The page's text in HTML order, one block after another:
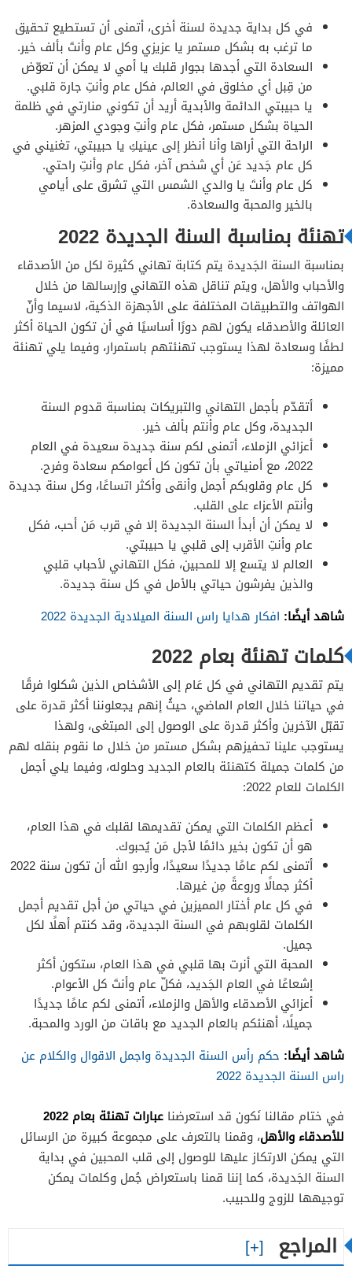
في كل بداية جديدة لسنة أخرى، أتمنى أن تستطيع تحقيق
ما ترغب به بشكل مستمر يا عزيزي وكل عام وأنتَ بألف خير.
السعادة التي أجدها بجوار قلبك يا أمي لا يمكن أن تعوّض
من قِبل أي مخلوق في العالم، فكل عام وأنتِ جارة قلبي.
يا حبيبتي الدائمة والأبدية أريد أن تكوني منارتي في ظلمة
الحياة بشكل مستمر، فكل عام وأنتِ وجودي المزهر.
الراحة التي أراها وأنا أنظر إلى عينيكِ يا حبيبتي، تغنيني في
كل عام جَديد عَن أي شخص آخر، فكل عام وأنتِ راحتي.
كل عام وأنتَ يا والدي الشمس التي تشرق على أيامي
بالخير والمحبة والسعادة.
تهنئة بمناسبة السنة الجديدة 2022
بمناسبة السنة الجَديدة يتم كتابة تهاني كثيرة لكل من الأصدقاء
والأحباب والأهل، ويتم تناقل هذه التهاني وإرسالها من خلال
الهواتف والتطبيقات المختلفة على الأجهزة الذكية، لاسيما وأنّ
العائلة والأصدقاء يكون لهم دورًا أساسيًا في أن تكون الحياة أكثر
لطفًا وسعادة لهذا يستوجب تهنئتهم باستمرار، وفيما يلي تهنئة
مميزة:
أتقدّم بأجمل التهاني والتبريكات بمناسبة قدوم السنة
الجديدة، وكل عام وأنتم بألف خير.
أعزائي الزملاء، أتمنى لكم سنة جديدة سعيدة في العام
2022، مع أمنياتي بأن تكون كل أعوامكم سعادة وفرح.
كل عام وقلوبكم أجمل وأنقى وأكثر اتساعًا، وكل سنة جديدة
وأنتم الأعزاء على القلب.
لا يمكن أن أبدأ السنة الجديدة إلا في قرب مَن أحب، فكل
عام وأنتِ الأقرب إلى قلبي يا حبيبتي.
العالم لا يتسع إلا للمحبين، فكل التهاني لأحباب قلبي
والذين يفرشون حياتي بالأمل في كل سنة جديدة.
شاهد أيضًا: افكار هدايا راس السنة الميلادية الجديدة 2022
كلمات تهنئة بعام 2022
يتم تقديم التهاني في كل عَام إلى الأشخاص الذين شكلوا فرقًا
في حياتنا خلال العام الماضي، حيثُ إنهم يجعلوننا أكثر قدرة على
تقبّل الآخرين وأكثر قدرة على الوصول إلى المبتغى، ولهذا
يستوجب علينا تحفيزهم بشكل مستمر من خلال ما نقوم بنقله لهم
من كلمات جميلة كتهنئة بالعام الجديد وحلوله، وفيما يلي أجمل
الكلمات للعام 2022:
أعظم الكلمات التي يمكن تقديمها لقلبك في هذا العام،
هو أن تكون بخير دائمًا لأجل مَن يُحبوك.
أتمنى لكم عامًا جديدًا سعيدًا، وأرجو الله أن تكون سنة 2022
أكثر جمالًا وروعةً مِن غيرها.
في كل عام أختار المميزين في حياتي من أجل تقديم أجمل
الكلمات لقلوبهم في السنة الجديدة، وقد كنتم أهلًا لكل
جميل.
المحبة التي أنرت بها قلبي في هذا العام، ستكون أكثر
إشعاعًا في العام الجَديد، فكلّ عام وأنتَ كل الأعوام.
أعزائي الأصدقاء والأهل والزملاء، أتمنى لكم عامًا جديدًا
جميلًا، أهنئكم بالعام الجديد مع باقات من الورد والمحبة.
شاهد أيضًا: حكم رأس السنة الجديدة واجمل الاقوال والكلام عن
راس السنة الجديدة 2022
في ختام مقالنا نَكون قد استعرضنا
عبارات تهنئة بعام 2022
للأصدقاء والأهل، وقمنا بالتعرف على مجموعة كبيرة من الرسائل
التي يمكن الارتكاز عليها للوصول إلى قلب المحبين في بداية
السنة الجَديدة، كما إننا قمنا باستعراض جُمل وكلمات يمكن
توجيهها للزوج وللحبيب.
المراجع